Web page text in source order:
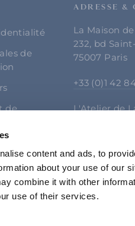
content and ads, to
about your use of our
combine it with other
use of their services.
de
de
ADRESSE &
La Maison
232, bd
75007 Paris
+33 (0)1 42
L'Atelier de
75007 Paris,